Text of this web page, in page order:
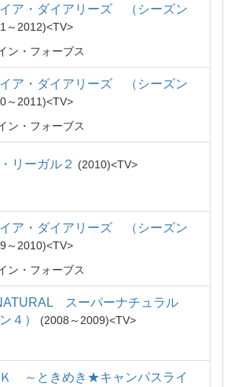
ア・ダイアリーズ （シーズン
～2012
TV
ン・フォーブス
ア・ダイアリーズ （シーズン
～2011
TV
ン・フォーブス
リーガル２ 2010 TV
ア・ダイアリーズ （シーズン
～2010
TV
ン・フォーブス
スーパーナチュラル
４）
2008～2009
TV
Ｋ ～ときめき★キャンパスライ